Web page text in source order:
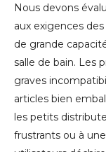
Nous devons
aux exigences
de grande
salle de bain. Les
graves
articles bien
les petits
frustrants ou à